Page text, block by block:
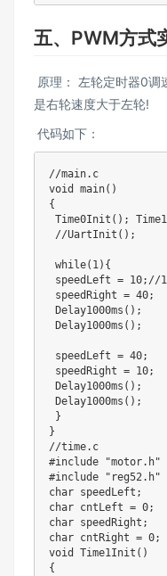
五、PWM方式
原理： 左轮定时器0调
是右轮速度大于左轮!
代码如下：
//main.c
void main()
{
Time0Init();
//UartInit();
while(1){
speedLeft = 10;//10
speedRight = 40;
Delay1000ms();
Delay1000ms();
speedLeft = 40;
speedRight = 10;
Delay1000ms();
Delay1000ms();
}
}
//time.c
#include "motor.h"
#include "reg52.h"
char speedLeft;
char cntLeft = 0;
char speedRight;
char cntRight = 0;
void Time1Init()
{